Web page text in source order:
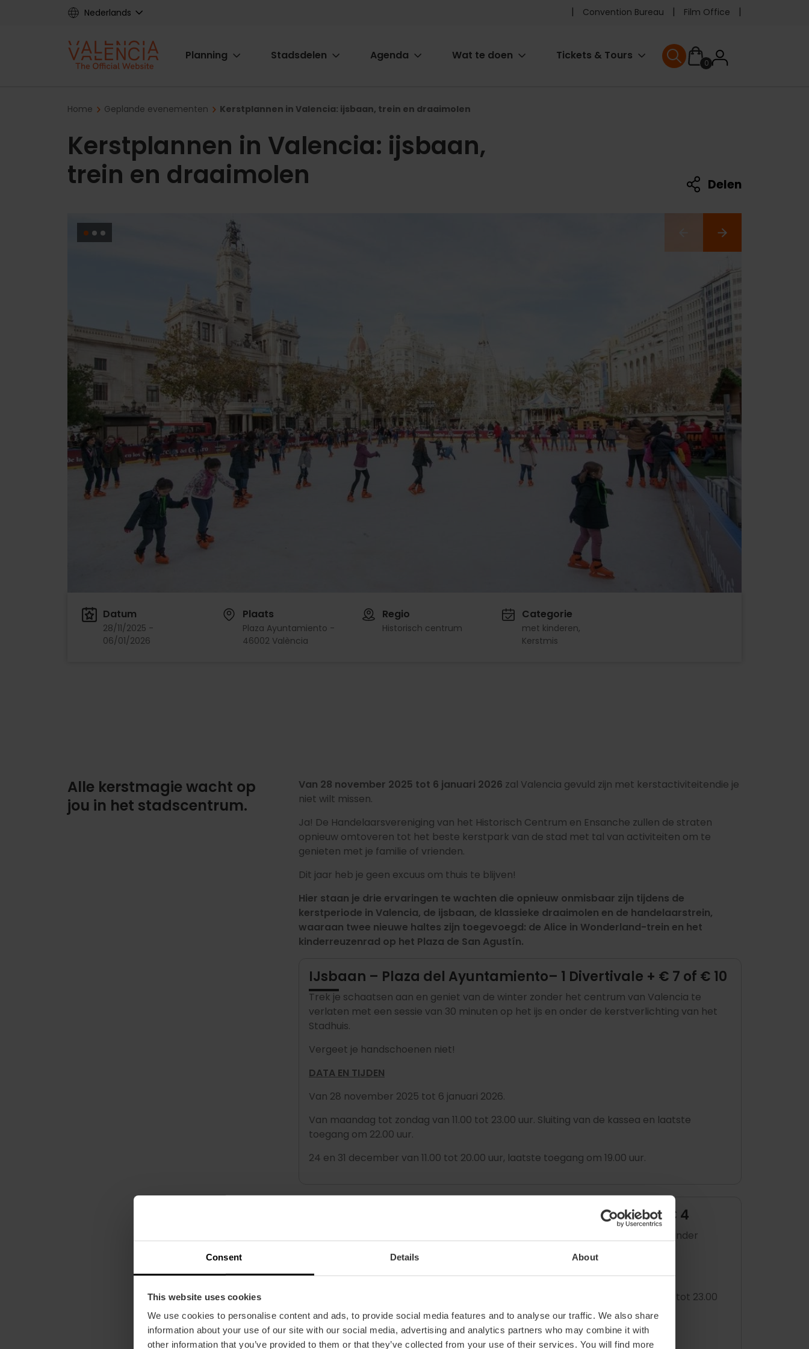
Consent Details About
This website uses cookies
We use cookies to personalise content and ads, to provide social media features and to analyse our traffic. We also share
information about your use of our site with our social media, advertising and analytics partners who may combine it with
other information that you’ve provided to them or that they’ve collected from your use of their services. You will find more
Nederlands
Pre
header
Convention Bureau Film Office
Main
Planning Stadsdelen Agenda Wat te doen Tickets & Tours
0User
User menu
Breadcrumb
Home Geplande evenementen Kerstplannen in Valencia: ijsbaan, trein en draaimolen
Kerstplannen in Valencia: ijsbaan,
trein en draaimolen
Delen
Datum
28/11/2025 -
06/01/2026
Plaats
Plaza Ayuntamiento -
46002 València
Regio
Historisch centrum
Categorie
met kinderen
Kerstmis
Alle kerstmagie wacht op
jou in het stadscentrum.
Van 28 november 2025 tot 6 januari 2026 zal Valencia gevuld zijn met kerstactiviteitendie je
niet wilt missen.
Ja! De Handelaarsvereniging van het Historisch Centrum en Ensanche zullen de straten
opnieuw omtoveren tot het beste kerstpark van de stad met tal van activiteiten om te
genieten met je familie of vrienden.
Dit jaar heb je geen excuus om thuis te blijven!
Hier staan je drie ervaringen te wachten die opnieuw onmisbaar zijn tijdens de
kerstperiode in Valencia, de ijsbaan, de klassieke draaimolen en de handelaarstrein,
waaraan twee nieuwe haltes zijn toegevoegd: de Alice in Wonderland-trein en het
kinderreuzenrad op het Plaza de San Agustín.
IJsbaan – Plaza del Ayuntamiento– 1 Divertivale + € 7 of € 10
Trek je schaatsen aan en geniet van de winter zonder het centrum van Valencia te
verlaten met een sessie van 30 minuten op het ijs en onder de kerstverlichting van het
Stadhuis.
Vergeet je handschoenen niet!
DATA EN TIJDEN
Van 28 november 2025 tot 6 januari 2026.
Van maandag tot zondag van 11.00 tot 23.00 uur. Sluiting van de kassea en laatste
toegang om 22.00 uur.
24 en 31 december van 11.00 tot 20.00 uur, laatste toegang om 19.00 uur.
Klassieke draaimolen – Plaza del Ayuntamiento –- € 4
die de kleintjes, en minder
kleintjes, geweldig zullen vinden.
DATA EN TIJDEN
Tot 22 december: van maandag tot vrijdag van 11.00 tot 14.00 uur en van 16.00 tot 23.00
uur.
Zaterdag, zon- en feestdagen van 11.00 tot 23.00 uur.